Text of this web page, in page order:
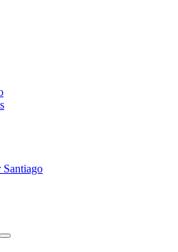
Santiago